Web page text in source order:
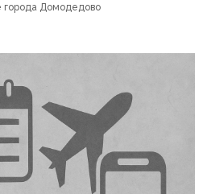
города Домодедово